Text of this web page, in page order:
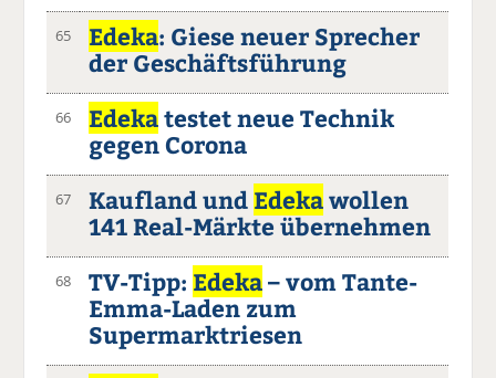
65 Edeka: Giese neuer Sprecher
der Geschäftsführung
66 Edekatestet neue Technik
gegen Corona
67 Kaufland und Edekawollen
141 Real-Märkte übernehmen
68 TV-Tipp: Edeka– vom Tante-
Emma-Laden zum
Supermarktriesen